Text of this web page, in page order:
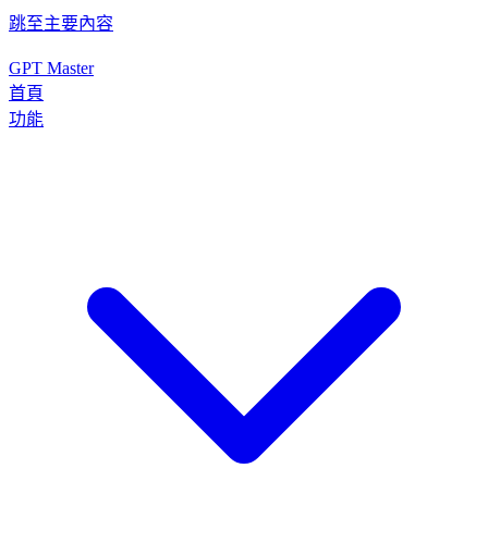
跳至主要內容
GPT Master
首頁
功能